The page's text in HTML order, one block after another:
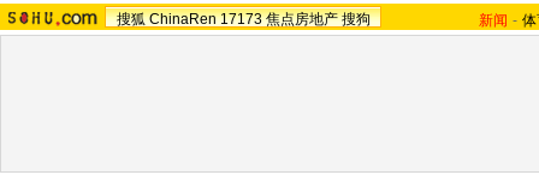
搜狐 ChinaRen 17173 焦点房地产 搜狗 新闻 -